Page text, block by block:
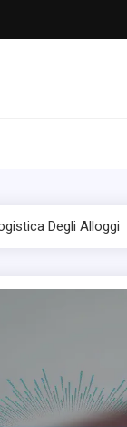
Degli Alloggi